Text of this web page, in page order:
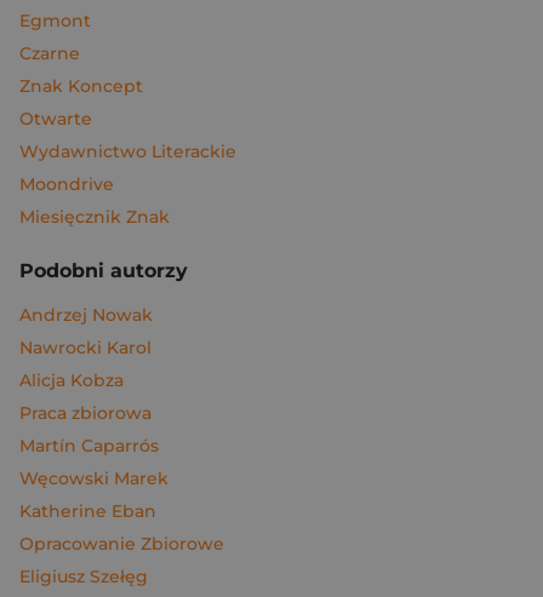
Egmont
Czarne
Znak Koncept
Otwarte
Wydawnictwo Literackie
Moondrive
Miesięcznik Znak
Podobni autorzy
Andrzej Nowak
Nawrocki Karol
Alicja Kobza
Praca zbiorowa
Martín Caparrós
Węcowski Marek
Katherine Eban
Opracowanie Zbiorowe
Eligiusz Szełęg